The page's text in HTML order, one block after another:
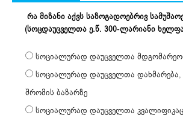
რა მიზანი აქვს საზოგადოებრივ
(სოცდაუცველთა ე.წ. 300-ლარიანი
სოციალურად დაუცველთა
სოციალურად დაუცველთა დახმარება,
შრომის ბაზარზე
სოციალურად დაუცველთა